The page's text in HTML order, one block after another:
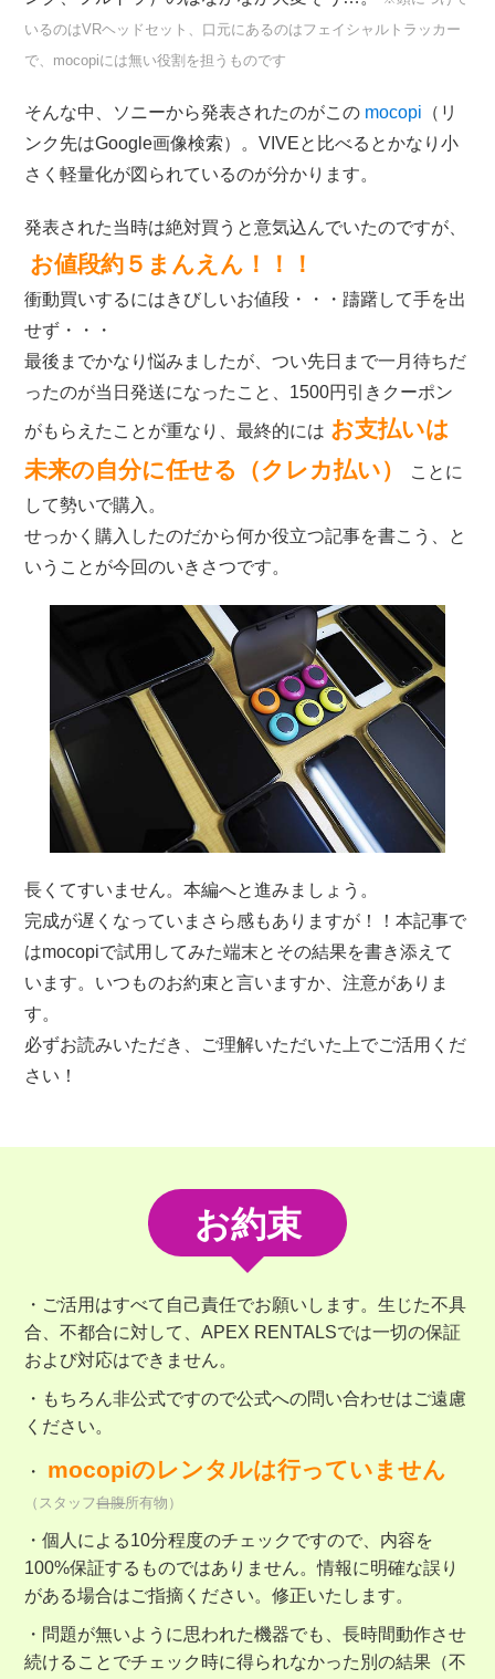
いるのはVRヘッドセット、口元にあるのはフェイシャルトラッカー
で、mocopiには無い役割を担うものです
そんな中、ソニーから発表されたのがこの mocopi （リ
ンク先はGoogle画像検索）。VIVEと比べるとかなり小
さく軽量化が図られているのが分かります。
発表された当時は絶対買うと意気込んでいたのですが、
お値段約５まんえん！！！
衝動買いするにはきびしいお値段・・・躊躇して手を出
せず・・・
最後までかなり悩みましたが、つい先日まで一月待ちだ
ったのが当日発送になったこと、1500円引きクーポン
がもらえたことが重なり、最終的には お支払いは
未来の自分に任せる（クレカ払い）
ことに
して勢いで購入。
せっかく購入したのだから何か役立つ記事を書こう、と
いうことが今回のいきさつです。
長くてすいません。本編へと進みましょう。
完成が遅くなっていまさら感もありますが！！本記事で
はmocopiで試用してみた端末とその結果を書き添えて
います。いつものお約束と言いますか、注意がありま
す。
必ずお読みいただき、ご理解いただいた上でご活用くだ
さい！
お約束
・ご活用はすべて自己責任でお願いします。生じた不具
合、不都合に対して、APEX RENTALSでは一切の保証
および対応はできません。
・もちろん非公式ですので公式への問い合わせはご遠慮
ください。
・ mocopiのレンタルは行っていません
（スタッフ自腹所有物）
・個人による10分程度のチェックですので、内容を
100%保証するものではありません。情報に明確な誤り
がある場合はご指摘ください。修正いたします。
・問題が無いように思われた機器でも、長時間動作させ
続けることでチェック時に得られなかった別の結果（不